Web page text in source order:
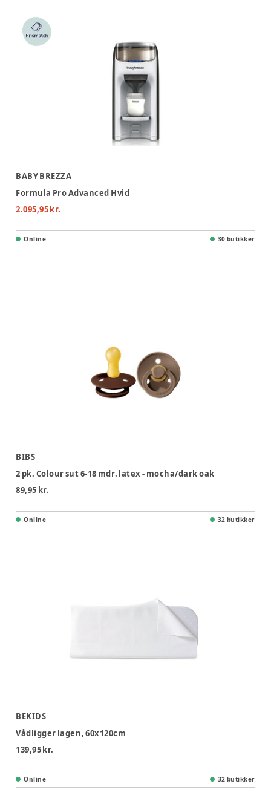
BABY BREZZA
Formula Pro Advanced Hvid
2.095,95 kr.
Online 30 butikker
BIBS
2 pk. Colour sut 6-18 mdr. latex - mocha/dark oak
89,95 kr.
Online 32 butikker
BEKIDS
Vådligger lagen, 60x120cm
139,95 kr.
Online 32 butikker